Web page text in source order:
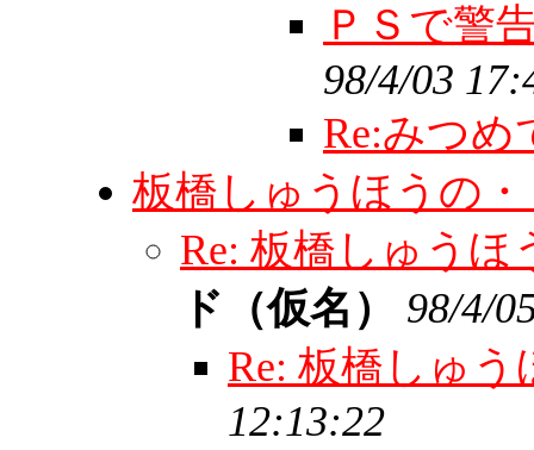
ＰＳで警
98/4/03
Re:みつ
板橋しゅうほうの
Re: 板橋しゅう
ド（仮名） 98/4/
Re: 板橋しゅ
12:13:22